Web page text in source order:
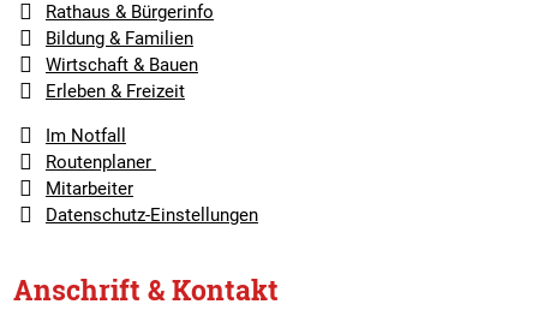
Rathaus & Bürgerinfo
Bildung & Familien
Wirtschaft & Bauen
Erleben & Freizeit
Im Notfall
Routenplaner
Mitarbeiter
Datenschutz-Einstellungen
Anschrift & Kontakt